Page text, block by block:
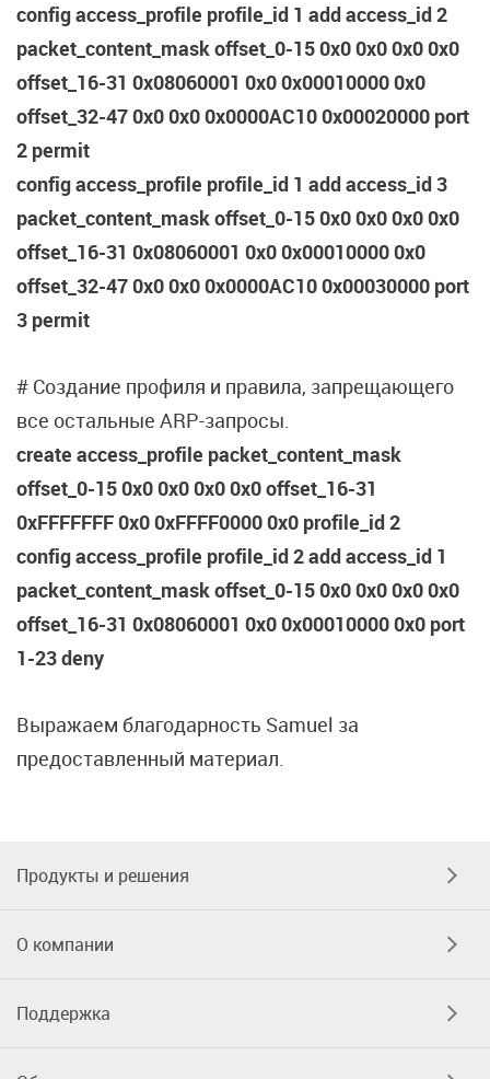
config access_profile profile_id 1 add access_id 2
packet_content_mask offset_0-15 0x0 0x0 0x0 0x0
offset_16-31 0x08060001 0x0 0x00010000 0x0
offset_32-47 0x0 0x0 0x0000AC10 0x00020000 port
2 permit
config access_profile profile_id 1 add access_id 3
packet_content_mask offset_0-15 0x0 0x0 0x0 0x0
offset_16-31 0x08060001 0x0 0x00010000 0x0
offset_32-47 0x0 0x0 0x0000AC10 0x00030000 port
3 permit
# Создание профиля и правила, запрещающего
все остальные ARP-запросы.
create access_profile packet_content_mask
offset_0-15 0x0 0x0 0x0 0x0 offset_16-31
0xFFFFFFF 0x0 0xFFFF0000 0x0 profile_id 2
config access_profile profile_id 2 add access_id 1
packet_content_mask offset_0-15 0x0 0x0 0x0 0x0
offset_16-31 0x08060001 0x0 0x00010000 0x0 port
1-23 deny
Выражаем благодарность Samuel за
предоставленный материал.
Продукты и решения
О компании
Поддержка